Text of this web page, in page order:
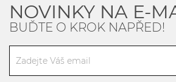
NOVINKY NA E-
BUĎTE O KROK NAPŘED!